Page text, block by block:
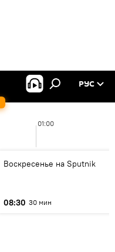
РУС
01:00
Воскресенье на Sputnik
08:30 30 мин